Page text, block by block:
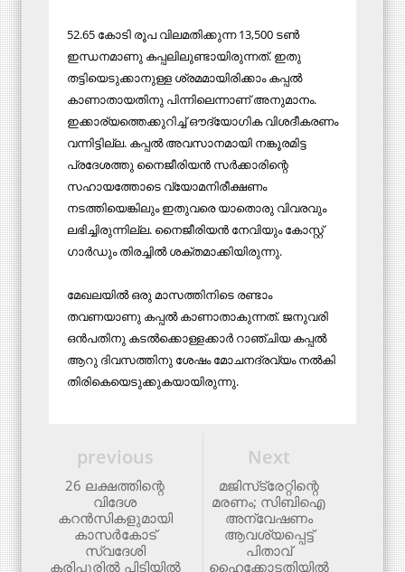
52.65 കോടി രൂപ വിലമതിക്കുന്ന 13,500 ടൺ
ഇന്ധനമാണു കപ്പലിലുണ്ടായിരുന്നത്. ഇതു
തട്ടിയെടുക്കാനുള്ള ശ്രമമായിരിക്കാം കപ്പൽ
കാണാതായതിനു പിന്നിലെന്നാണ് അനുമാനം.
ഇക്കാര്യത്തെക്കുറിച്ച് ഔദ്യോഗിക വിശദീകരണം
വന്നിട്ടില്ല. കപ്പൽ അവസാനമായി നങ്കൂരമിട്ട
പ്രദേശത്തു നൈജീരിയൻ സർക്കാരിന്റെ
സഹായത്തോടെ വ്യോമനിരീക്ഷണം
നടത്തിയെങ്കിലും ഇതുവരെ യാതൊരു വിവരവും
ലഭിച്ചിരുന്നില്ല. നൈജീരിയൻ നേവിയും കോസ്റ്റ്
ഗാർഡും തിരച്ചിൽ ശക്തമാക്കിയിരുന്നു.
മേഖലയില്‍ ഒരു മാസത്തിനിടെ രണ്ടാം
തവണയാണു കപ്പൽ കാണാതാകുന്നത്. ജനുവരി
ഒൻപതിനു കടൽക്കൊള്ളക്കാർ റാഞ്ചിയ കപ്പൽ
ആറു ദിവസത്തിനു ശേഷം മോചനദ്രവ്യം നൽകി
തിരികെയെടുക്കുകയായിരുന്നു.
Next
മജിസ്‌ട്രേറ്റിന്റെ
മരണം; സിബിഐ
അന്വേഷണം
ആവശ്യപ്പെട്ട്
പിതാവ്
ഹൈക്കോടതിയില്‍
previous
26 ലക്ഷത്തിന്റെ
വിദേശ
കറന്‍സികളുമായി
കാസര്‍കോട്
സ്വദേശി
കരിപ്പൂരില്‍ പിടിയില്‍